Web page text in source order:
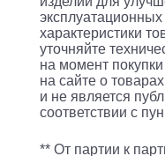
PLL
канала
характеристики
уточняйте
на момент
на сайте о
и не является
соответствии с
** От партии к